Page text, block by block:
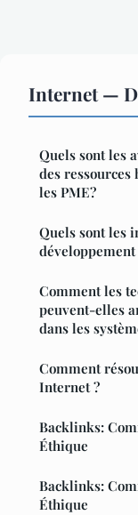
Internet —
Quels sont les
des ressources
les PME?
Quels sont les
Comment les
peuvent-elles
dans les
Comment
Internet ?
Backlinks:
Éthique
Backlinks:
Éthique